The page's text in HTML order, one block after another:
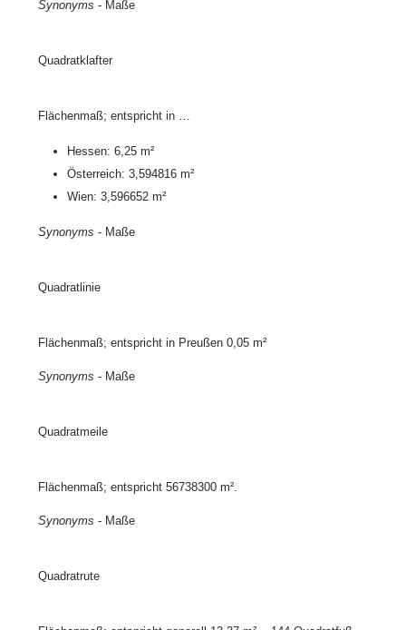
Synonyms - Maße
Quadratklafter
Flächenmaß; entspricht in …
Hessen: 6,25 m²
Österreich: 3,594816 m²
Wien: 3,596652 m²
Synonyms - Maße
Quadratlinie
Flächenmaß; entspricht in Preußen 0,05 m²
Synonyms - Maße
Quadratmeile
Flächenmaß; entspricht 56738300 m².
Synonyms - Maße
Quadratrute